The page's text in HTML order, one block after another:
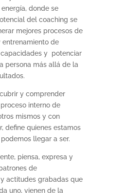
donde se
del coaching se
mejores procesos de
entrenamiento de
y potenciar
persona más allá de la
y comprender
interno de
mismos y con
define quienes estamos
llegar a ser.
piensa, expresa y
de
actitudes grabadas que
uno, vienen de la